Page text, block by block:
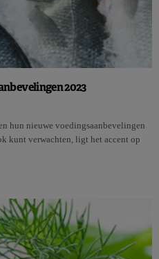
2023
hun nieuwe voedingsaanbevelingen
kunt verwachten, ligt het accent op